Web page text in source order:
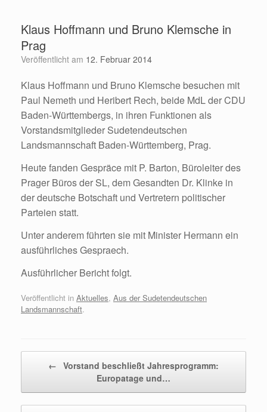
springenKlaus Hoffmann und Bruno Klemsche in
Prag
Veröffentlicht am 12. Februar 2014
Klaus Hoffmann und Bruno Klemsche besuchen mit
Paul Nemeth und Heribert Rech, beide MdL der CDU
Baden-Württembergs, in ihren Funktionen als
Vorstandsmitglieder Sudetendeutschen
Landsmannschaft Baden-Württemberg, Prag.
Heute fanden Gespräce mit P. Barton, Büroleiter des
Prager Büros der SL, dem Gesandten Dr. Klinke in
der deutsche Botschaft und Vertretern politischer
Parteien statt.
Unter anderem führten sie mit Minister Hermann ein
ausführliches Gespraech.
Ausführlicher Bericht folgt.
Veröffentlicht in Aktuelles, Aus der Sudetendeutschen
Landsmannschaft.
← Vorstand beschließt Jahresprogramm:
Europatage und…